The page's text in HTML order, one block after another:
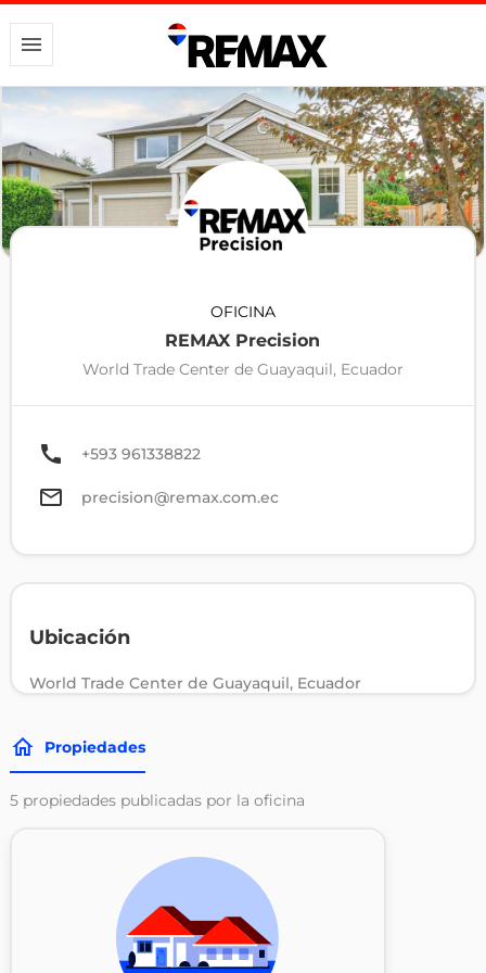
OFICINA
REMAX Precision
World Trade Center de Guayaquil, Ecuador
+593 961338822
precision@remax.com.ec
Ubicación
World Trade Center de Guayaquil, Ecuador
Propiedades
5 propiedades publicadas por la oficina